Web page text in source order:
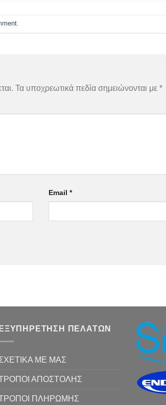
Τα υποχρεωτικά πεδία σημειώνονται με *
Email*
ΕΞΥΠΗΡΕΤΗΣΗ ΠΕΛΑΤΩΝ
ΜΕ ΜΑΣ
ΑΠΟΣΤΟΛΗΣ
ΠΛΗΡΩΜΗΣ